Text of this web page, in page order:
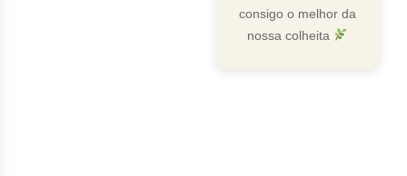
consigo o melhor da
nossa colheita